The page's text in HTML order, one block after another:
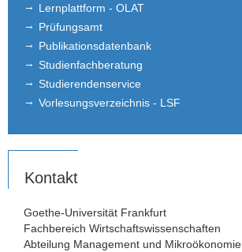
Lernplattform - OLAT
Prüfungsamt
Publikationsdatenbank
Studienfachberatung
Studierendenservice
Vorlesungsverzeichnis - LSF
Kontakt
Goethe-Universität Frankfurt
Fachbereich Wirtschaftswissenschaften
Abteilung Management und Mikroökonomie